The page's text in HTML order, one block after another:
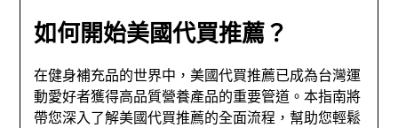
如何開始美國代買推薦？
在健身補充品的世界中，美國代買推薦已成為台灣運
動愛好者獲得高品質營養產品的重要管道。本指南將
帶您深入了解美國代買推薦的全面流程，幫助您輕鬆